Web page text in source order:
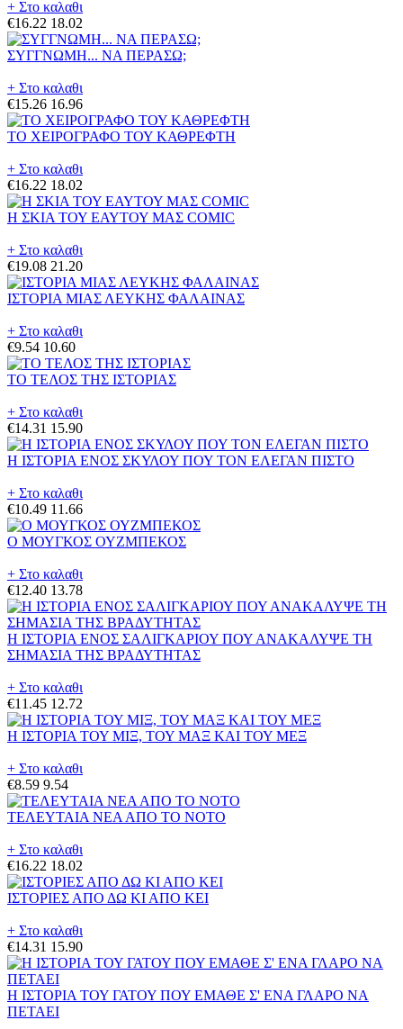
+ Στο καλαθι
€16.22 18.02
ΣΥΓΓΝΩΜΗ... ΝΑ ΠΕΡΑΣΩ;
+ Στο καλαθι
€15.26 16.96
ΤΟ ΧΕΙΡΟΓΡΑΦΟ ΤΟΥ ΚΑΘΡΕΦΤΗ
+ Στο καλαθι
€16.22 18.02
Η ΣΚΙΑ ΤΟΥ ΕΑΥΤΟΥ ΜΑΣ COMIC
+ Στο καλαθι
€19.08 21.20
ΙΣΤΟΡΙΑ ΜΙΑΣ ΛΕΥΚΗΣ ΦΑΛΑΙΝΑΣ
+ Στο καλαθι
€9.54 10.60
ΤΟ ΤΕΛΟΣ ΤΗΣ ΙΣΤΟΡΙΑΣ
+ Στο καλαθι
€14.31 15.90
Η ΙΣΤΟΡΙΑ ΕΝΟΣ ΣΚΥΛΟΥ ΠΟΥ ΤΟΝ ΕΛΕΓΑΝ ΠΙΣΤΟ
+ Στο καλαθι
€10.49 11.66
Ο ΜΟΥΓΚΟΣ ΟΥΖΜΠΕΚΟΣ
+ Στο καλαθι
€12.40 13.78
Η ΙΣΤΟΡΙΑ ΕΝΟΣ ΣΑΛΙΓΚΑΡΙΟΥ ΠΟΥ ΑΝΑΚΑΛΥΨΕ ΤΗ
ΣΗΜΑΣΙΑ ΤΗΣ ΒΡΑΔΥΤΗΤΑΣ
+ Στο καλαθι
€11.45 12.72
Η ΙΣΤΟΡΙΑ ΤΟΥ ΜΙΞ, ΤΟΥ ΜΑΞ ΚΑΙ ΤΟΥ ΜΕΞ
+ Στο καλαθι
€8.59 9.54
ΤΕΛΕΥΤΑΙΑ ΝΕΑ ΑΠΟ ΤΟ ΝΟΤΟ
+ Στο καλαθι
€16.22 18.02
ΙΣΤΟΡΙΕΣ ΑΠΟ ΔΩ ΚΙ ΑΠΟ ΚΕΙ
+ Στο καλαθι
€14.31 15.90
Η ΙΣΤΟΡΙΑ ΤΟΥ ΓΑΤΟΥ ΠΟΥ ΕΜΑΘΕ Σ' ΕΝΑ ΓΛΑΡΟ ΝΑ
ΠΕΤΑΕΙ